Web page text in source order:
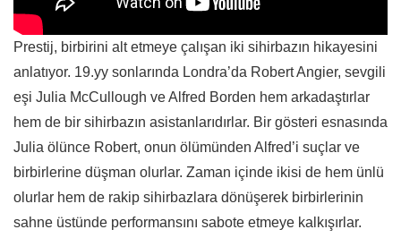
Prestij, birbirini alt etmeye çalışan iki sihirbazın hikayesini
anlatıyor. 19.yy sonlarında Londra’da Robert Angier, sevgili
eşi Julia McCullough ve Alfred Borden hem arkadaştırlar
hem de bir sihirbazın asistanlarıdırlar. Bir gösteri esnasında
Julia ölünce Robert, onun ölümünden Alfred’i suçlar ve
birbirlerine düşman olurlar. Zaman içinde ikisi de hem ünlü
olurlar hem de rakip sihirbazlara dönüşerek birbirlerinin
sahne üstünde performansını sabote etmeye kalkışırlar.